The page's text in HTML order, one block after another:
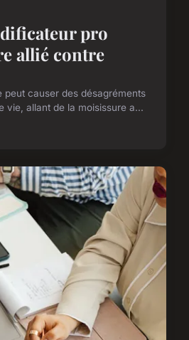
pro
allié contre
peut causer des désagréments
vie, allant de la moisissure a...